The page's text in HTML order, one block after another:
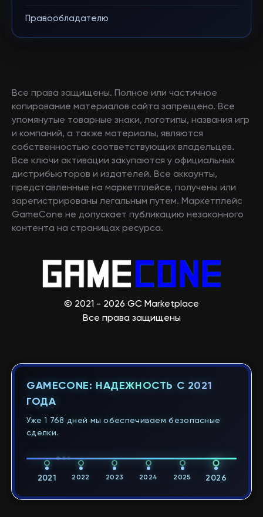
Правообладателю
Все права защищены. Полное или частичное
копирование материалов сайта запрещено. Все
упомянутые товарные знаки, логотипы, названия игр
и компаний, а также материалы, являются
собственностью соответствующих владельцев.
Все ключи активации закупаются у официальных
дистрибьюторов и издателей. Все аккаунты,
представленные на маркетплейсе, получены или
зарегистрированы легальным путем. Маркетплейс
GameCone не допускает публикацию незаконного
контента на страницах ресурса.
© 2021 - 2026 GC Marketplace
Все права защищены
GAMECONE: НАДЕЖНОСТЬ С 2021
ГОДА
Уже 1 768 дней мы обеспечиваем безопасные
сделки.
2021 2022 2023 2024 2025 2026